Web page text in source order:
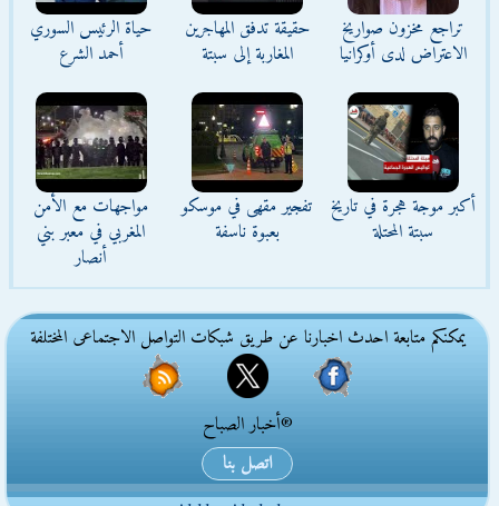
تراجع مخزون صواريخ
الاعتراض لدى أوكرانيا
حقيقة تدفق المهاجرين
المغاربة إلى سبتة
حياة الرئيس السوري
أحمد الشرع
أكبر موجة هجرة في تاريخ
سبتة المحتلة
تفجير مقهى في موسكو
بعبوة ناسفة
مواجهات مع الأمن
المغربي في معبر بني
أنصار
يمكنكم متابعة احدث اخبارنا عن طريق شبكات التواصل الاجتماعى المختلفة
®أخبار الصباح
اتصل بنا